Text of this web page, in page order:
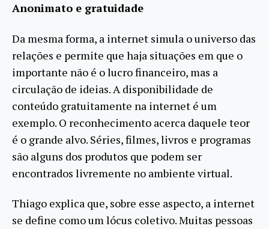
Anonimato e gratuidade
Da mesma forma, a internet simula o universo das
relações e permite que haja situações em que o
importante não é o lucro financeiro, mas a
circulação de ideias. A disponibilidade de
conteúdo gratuitamente na internet é um
exemplo. O reconhecimento acerca daquele teor
é o grande alvo. Séries, filmes, livros e programas
são alguns dos produtos que podem ser
encontrados livremente no ambiente virtual.
Thiago explica que, sobre esse aspecto, a internet
se define como um lócus coletivo. Muitas pessoas